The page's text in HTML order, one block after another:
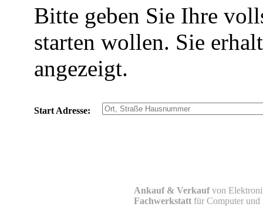
Bitte geben Sie Ihre
starten wollen. Sie
angezeigt.
Start Adresse:
Ankauf & Verkaufvon
Fachwerkstatt für Computer und